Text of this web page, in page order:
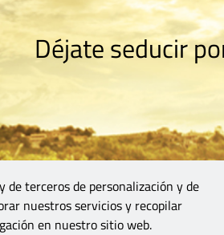
Déjate seducir
de terceros de personalización y de
nuestros servicios y recopilar
en nuestro sitio web.